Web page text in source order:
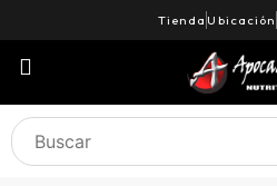
Tienda Ubicación